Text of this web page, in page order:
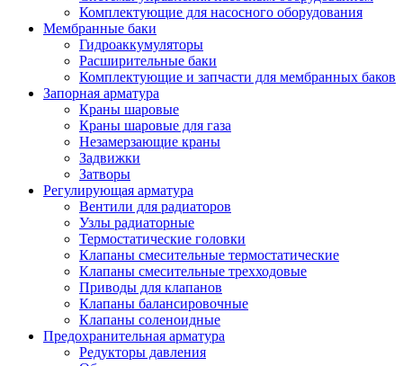
Комплектующие для насосного оборудования
Мембранные баки
Гидроаккумуляторы
Расширительные баки
Комплектующие и запчасти для мембранных баков
Запорная арматура
Краны шаровые
Краны шаровые для газа
Незамерзающие краны
Задвижки
Затворы
Регулирующая арматура
Вентили для радиаторов
Узлы радиаторные
Термостатические головки
Клапаны смесительные термостатические
Клапаны смесительные трехходовые
Приводы для клапанов
Клапаны балансировочные
Клапаны соленоидные
Предохранительная арматура
Редукторы давления